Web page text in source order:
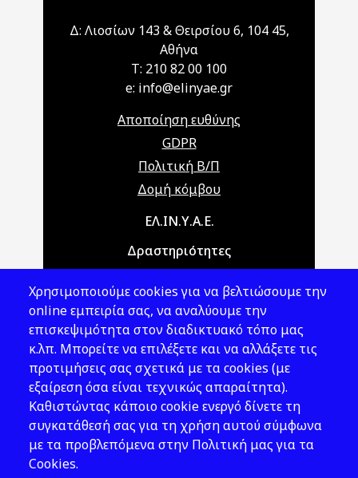
Δ: Λιοσίων 143 & Θειρσίου 6, 104 45,
Αθήνα
T: 210 82 00 100
e: info@elinyae.gr
Αποποίηση ευθύνης
GDPR
Πολιτική Β/Π
Δομή κόμβου
Main navigationΕΛ.ΙΝ.Υ.Α.Ε.
Δραστηριότητες
Νομοθεσία
Εκδόσεις
Νέα - Εκδηλώσεις
Ακολουθήστε μας
Χρησιμοποιούμε cookies για να βελτιώσουμε την
online εμπειρία σας, να αναλύουμε την
επισκεψιμότητα στον διαδικτυακό τόπο μας
κ.λπ. Μπορείτε να επιλέξετε και να αλλάξετε τις
προτιμήσεις σας σχετικά με τα cookies (με
εξαίρεση όσα είναι τεχνικώς απαραίτητα).
Καθιστώντας κάποιο cookie ενεργό δίνετε τη
συγκατάθεσή σας για τη χρήση αυτού σύμφωνα
με τα προβλεπόμενα στην Πολιτική μας για τα
Cookies.